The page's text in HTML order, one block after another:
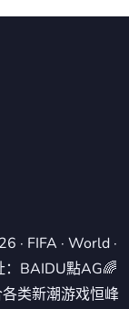
· FIFA · World ·
：BAIDU點AG🌈
类新潮游戏恒峰